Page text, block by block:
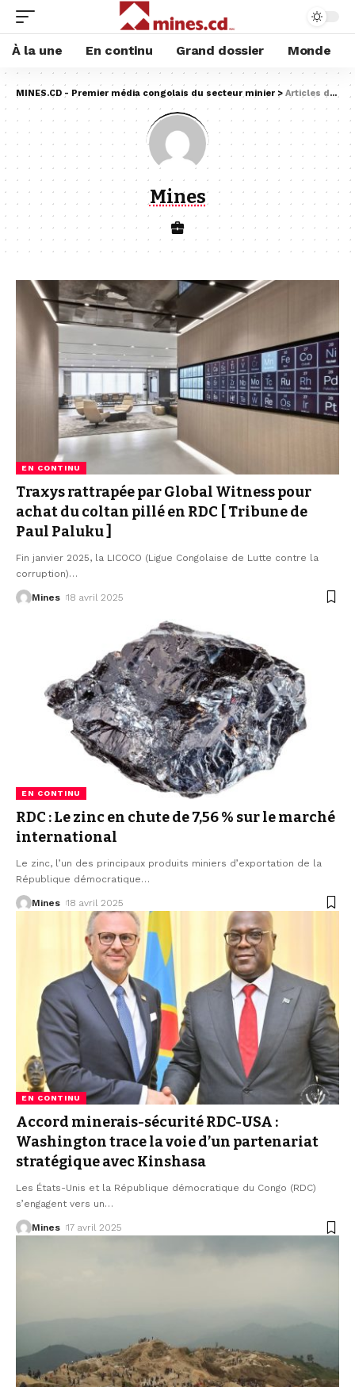
À la une En continu Grand dossier Monde
MINES.CD - Premier média congolais du secteur minier > Articles de : Mines
Mines
EN CONTINU
Traxys rattrapée par Global Witness pour
achat du coltan pillé en RDC [ Tribune de
Paul Paluku ]
Fin janvier 2025, la LICOCO (Ligue Congolaise de Lutte contre la
corruption)…
Mines 18 avril 2025
EN CONTINU
RDC : Le zinc en chute de 7,56 % sur le marché
international
Le zinc, l’un des principaux produits miniers d’exportation de la
République démocratique…
Mines 18 avril 2025
EN CONTINU
Accord minerais-sécurité RDC-USA :
Washington trace la voie d’un partenariat
stratégique avec Kinshasa
Les États-Unis et la République démocratique du Congo (RDC)
s’engagent vers un…
Mines 17 avril 2025